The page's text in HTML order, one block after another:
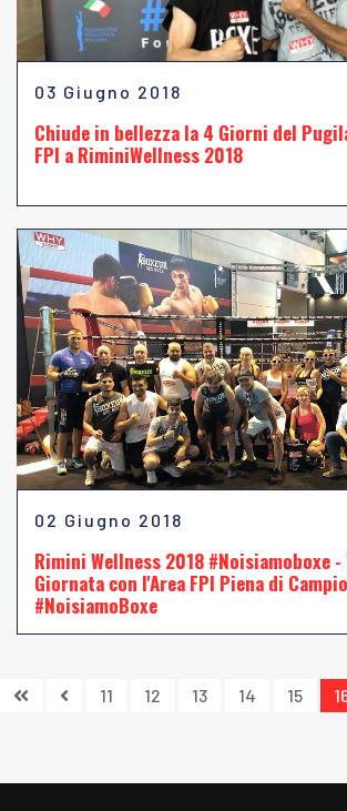
03 Giugno 2018
Chiude in bellezza la 4 Giorni del
FPI a RiminiWellness 2018
02 Giugno 2018
Rimini Wellness 2018 #Noisiamoboxe -
Giornata con l'Area FPI Piena di
#NoisiamoBoxe
11 12 13 14 15